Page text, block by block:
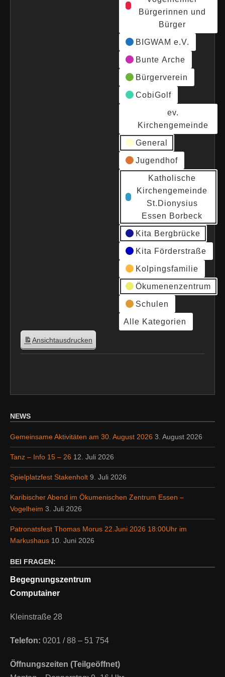
Bürgerinnen und
Bürger
BIGWAM e.V.
Bunte Arche
Bürgerverein
CobiGolf
ev.
Kirchengemeinde
General
Jugendhof
Katholische
Kirchengemeinde
St.Dionysius
Essen Borbeck
Kita Bergbrücke
Kita Förderstraße
Kolpingsfamilie
Ökumenenzentrum
Schulen
Alle Kategorien
Ansichtausdrucken
NEWS
Gemeinsame Aktivitäten am 30. August 2026 3. August 2026
Tanz – Info 15 – 26 12. Juli 2026
Spielplatzfest Stakenholt 9. Juli 2026
Karibischer Abend im Ökumenischen Zentrum Essen –
Vogelheim 3. Juli 2026
Patronatsfest Thomas Morus 22.Juni 2026 18:00Uhr im
Markushaus 10. Juni 2026
BEI FRAGEN:
Begegnungszentrum
Computainer
Kleinstraße 28
Telefon: 0201 / 88 – 51 754
Öffnungszeiten (Teilgeöffnet)